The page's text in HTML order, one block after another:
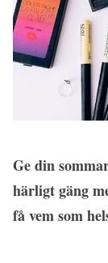
Ge din
härligt gäng
få vem som